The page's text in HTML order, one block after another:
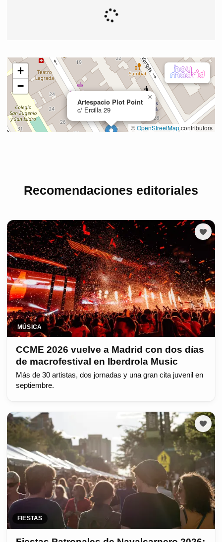
Recomendaciones editoriales
MÚSICA
CCME 2026 vuelve a Madrid con dos días
de macrofestival en Iberdrola Music
Más de 30 artistas, dos jornadas y una gran cita juvenil en
septiembre.
FIESTAS